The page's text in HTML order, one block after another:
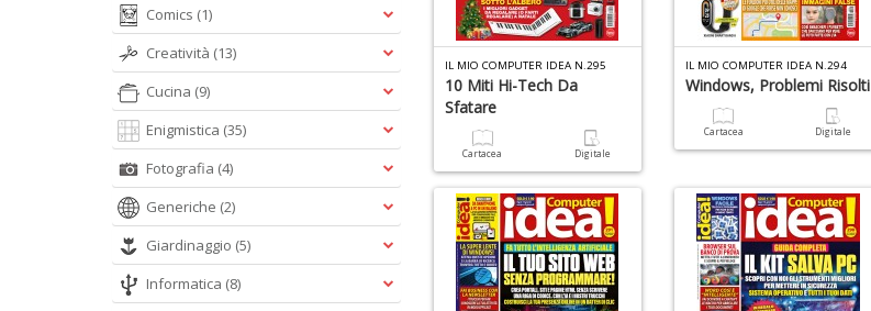
IL MIO COMPUTER IDEA N.295
10 Miti Hi-Tech Da
Sfatare
Cartacea Digitale
IL MIO COMPUTER IDEA N.294
Windows, Problemi Risolti
Cartacea Digitale
Comics (1)
Creatività (13)
Cucina (9)
Enigmistica (35)
Fotografia (4)
Generiche (2)
Giardinaggio (5)
Informatica (8)